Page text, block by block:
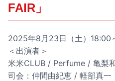
FAIR」
2025年8月23日（土）18:00
＜出演者＞
米米CLUB / Perfume / 亀梨
司会：仲間由紀恵 / 軽部真一